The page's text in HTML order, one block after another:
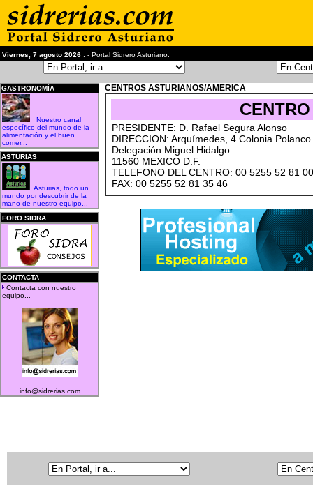
Viernes, 7 agosto 2026 . - Portal Sidrero Asturiano.
GASTRONOMÍA
Nuestro canal
específico del mundo de la
alimentación y el buen
comer...
ASTURIAS
Asturias, todo un
mundo por descubrir de la
mano de nuestro equipo...
FORO SIDRA
CONTACTA
Contacta con nuestro
equipo...
info@sidrerias.com
CENTROS ASTURIANOS/AMERICA
PRESIDENTE: D. Rafael Segura Alonso
DIRECCION: Arquímedes, 4 Colonia Polanco
Delegación Miguel Hidalgo
11560 MEXICO D.F.
TELEFONO DEL CENTRO: 00 5255 52 81
FAX: 00 5255 52 81 35 46